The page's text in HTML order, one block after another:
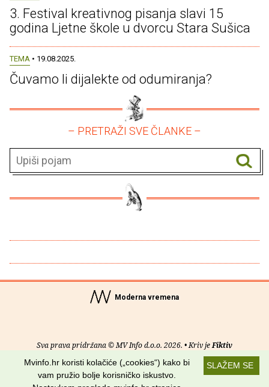
3. Festival kreativnog pisanja slavi 15
godina Ljetne škole u dvorcu Stara Sušica
TEMA • 19.08.2025.
Čuvamo li dijalekte od odumiranja?
– PRETRAŽI SVE ČLANKE –
Moderna vremena
Sva prava pridržana © MV Info d.o.o. 2026. • Kriv jeFiktiv
Uvjeti korištenja RSS kanaliSLAŽEM SE
Mvinfo.hr koristi kolačiće („cookies“) kako bi
vam pružio bolje korisničko iskustvo.